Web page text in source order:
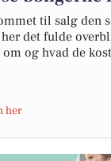
til salg den
det fulde
og hvad de
her